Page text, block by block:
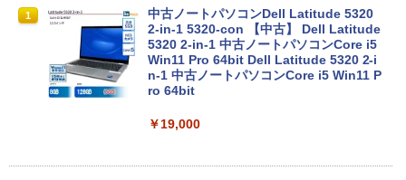
1
中古ノートパソコンDell Latitude 5320
2-in-1 5320-con 【中古】 Dell Latitude
5320 2-in-1 中古ノートパソコンCore i5
Win11 Pro 64bit Dell Latitude 5320 2-i
n-1 中古ノートパソコンCore i5 Win11 P
ro 64bit
￥19,000